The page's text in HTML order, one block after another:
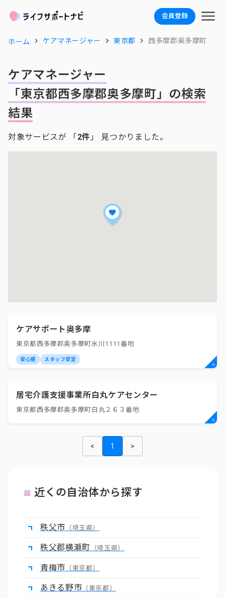
会員登録
ホーム ケアマネージャー 東京都 西多摩郡奥多摩町
ケアマネージャー
「東京都西多摩郡奥多摩町」の検索
結果
対象サービスが 「2件 」 見つかりました。
ケアサポート奥多摩
東京都西多摩郡奥多摩町氷川1111番地
安心感 スタッフ安定
居宅介護支援事業所白丸ケアセンター
東京都西多摩郡奥多摩町白丸２６３番地
< 1 >
近くの自治体から探す
秩父市 （埼玉県）
秩父郡横瀬町 （埼玉県）
青梅市 （東京都）
あきる野市 （東京都）